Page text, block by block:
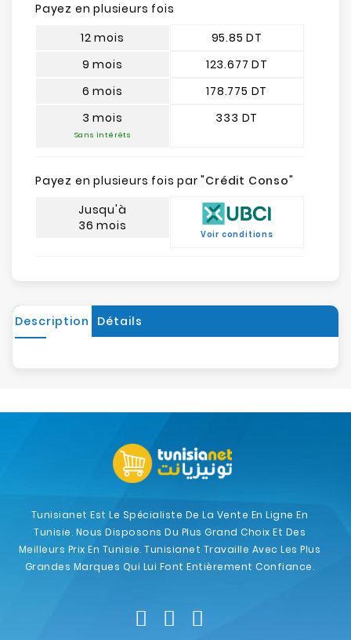
Payez en plusieurs fois
12 mois
9 mois
6 mois
3 mois
Sans intérêts
95.85 DT
123.677 DT
178.775 DT
333 DT
Payez en plusieurs fois par "Crédit Conso"
Jusqu'à
36 mois
Voir conditions
Description Détails
Tunisianet Est Le Spécialiste De La Vente En Ligne En
Tunisie. Nous Disposons Du Plus Grand Choix Et Des
Meilleurs Prix En Tunisie. Tunisianet Travaille Avec Les Plus
Grandes Marques Qui Lui Font Entièrement Confiance.